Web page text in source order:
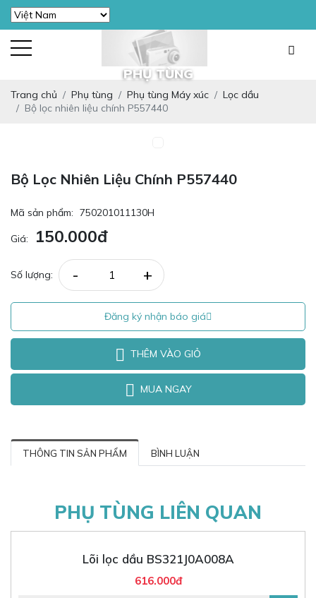
PHỤ TÙNG
Trang chủ Phụ tùng Phụ tùng Máy xúc
Lọc dầu
Bộ lọc nhiên liệu chính P557440
Bộ Lọc Nhiên Liệu Chính P557440
Mã sản phẩm: 750201011130H
Giá: 150.000đ
Số lượng: - +
Đăng ký nhận báo giá
THÊM VÀO GIỎ
MUA NGAY
THÔNG TIN SẢN PHẨM BÌNH LUẬN
PHỤ TÙNG LIÊN QUAN
Lõi lọc dầu BS321J0A008A
616.000đ